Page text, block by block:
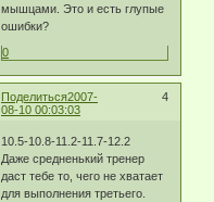
мышцами. Это и есть глупые
ошибки?
0
Поделиться 4
2007-
08-10 00:03:03
10.5-10.8-11.2-11.7-12.2
Даже средненький тренер
даст тебе то, чего не хватает
для выполнения третьего.